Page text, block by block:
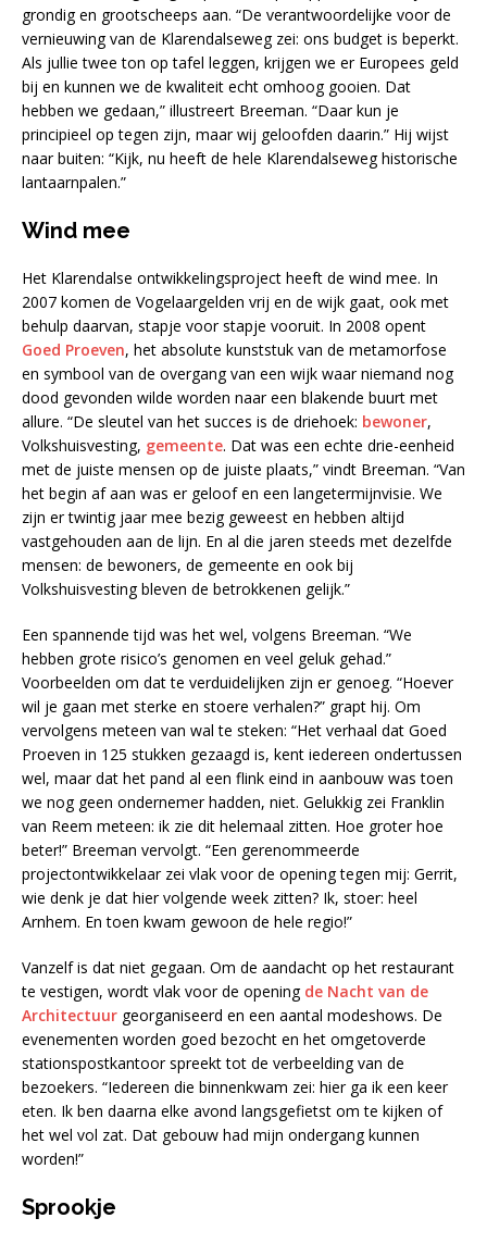
grondig en grootscheeps aan. “De verantwoordelijke voor de
vernieuwing van de Klarendalseweg zei: ons budget is beperkt.
Als jullie twee ton op tafel leggen, krijgen we er Europees geld
bij en kunnen we de kwaliteit echt omhoog gooien. Dat
hebben we gedaan,” illustreert Breeman. “Daar kun je
principieel op tegen zijn, maar wij geloofden daarin.” Hij wijst
naar buiten: “Kijk, nu heeft de hele Klarendalseweg historische
lantaarnpalen.”
Wind mee
Het Klarendalse ontwikkelingsproject heeft de wind mee. In
2007 komen de Vogelaargelden vrij en de wijk gaat, ook met
behulp daarvan, stapje voor stapje vooruit. In 2008 opent
Goed Proeven, het absolute kunststuk van de metamorfose
en symbool van de overgang van een wijk waar niemand nog
dood gevonden wilde worden naar een blakende buurt met
allure. “De sleutel van het succes is de driehoek: bewoner,
Volkshuisvesting, gemeente. Dat was een echte drie-eenheid
met de juiste mensen op de juiste plaats,” vindt Breeman. “Van
het begin af aan was er geloof en een langetermijnvisie. We
zijn er twintig jaar mee bezig geweest en hebben altijd
vastgehouden aan de lijn. En al die jaren steeds met dezelfde
mensen: de bewoners, de gemeente en ook bij
Volkshuisvesting bleven de betrokkenen gelijk.”
Een spannende tijd was het wel, volgens Breeman. “We
hebben grote risico’s genomen en veel geluk gehad.”
Voorbeelden om dat te verduidelijken zijn er genoeg. “Hoever
wil je gaan met sterke en stoere verhalen?” grapt hij. Om
vervolgens meteen van wal te steken: “Het verhaal dat Goed
Proeven in 125 stukken gezaagd is, kent iedereen ondertussen
wel, maar dat het pand al een flink eind in aanbouw was toen
we nog geen ondernemer hadden, niet. Gelukkig zei Franklin
van Reem meteen: ik zie dit helemaal zitten. Hoe groter hoe
beter!” Breeman vervolgt. “Een gerenommeerde
projectontwikkelaar zei vlak voor de opening tegen mij: Gerrit,
wie denk je dat hier volgende week zitten? Ik, stoer: heel
Arnhem. En toen kwam gewoon de hele regio!”
Vanzelf is dat niet gegaan. Om de aandacht op het restaurant
te vestigen, wordt vlak voor de opening de Nacht van de
Architectuur georganiseerd en een aantal modeshows. De
evenementen worden goed bezocht en het omgetoverde
stationspostkantoor spreekt tot de verbeelding van de
bezoekers. “Iedereen die binnenkwam zei: hier ga ik een keer
eten. Ik ben daarna elke avond langsgefietst om te kijken of
het wel vol zat. Dat gebouw had mijn ondergang kunnen
worden!”
Sprookje